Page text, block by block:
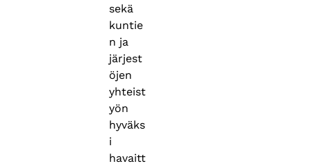
sekä
kuntie
n ja
järjest
öjen
yhteist
yön
hyväks
i
havaitt